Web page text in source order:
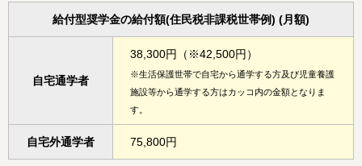
給付型奨学金の給付額(住民税非課税世帯例) (月額)
自宅通学者
38,300円（※42,500円）
※生活保護世帯で自宅から通学する方及び児童養護
施設等から通学する方はカッコ内の金額となりま
す。
自宅外通学者 75,800円